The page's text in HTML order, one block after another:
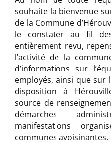
souhaite la bienvenue
de la Commune
le constater au fil
entièrement revu,
l’activité de la
d’informations sur
employés, ainsi que sur
disposition à
source de
démarches
manifestations
communes avoisinantes.